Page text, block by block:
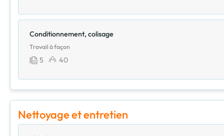
Conditionnement, colisage
Travail à façon
5 40
Nettoyage et entretien